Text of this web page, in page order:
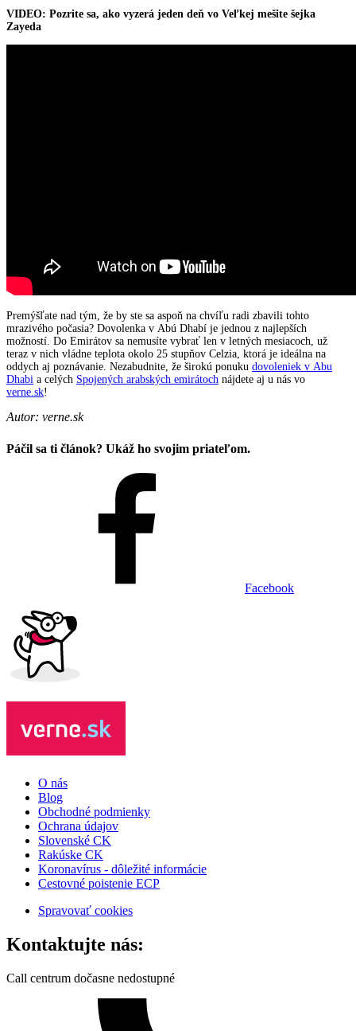
VIDEO: Pozrite sa, ako vyzerá jeden deň vo Veľkej mešite šejka
Zayeda
Premýšľate nad tým, že by ste sa aspoň na chvíľu radi zbavili tohto
mrazivého počasia? Dovolenka v Abú Dhabí je jednou z najlepších
možností. Do Emirátov sa nemusíte vybrať len v letných mesiacoch, už
teraz v nich vládne teplota okolo 25 stupňov Celzia, ktorá je ideálna na
oddych aj poznávanie. Nezabudnite, že širokú ponuku dovoleniek v Abu
Dhabi a celých Spojených arabských emirátoch nájdete aj u nás vo
verne.sk!
Autor: verne.sk
Páčil sa ti článok? Ukáž ho svojim priateľom.
Facebook
O nás
Blog
Obchodné podmienky
Ochrana údajov
Slovenské CK
Rakúske CK
Koronavírus - dôležité informácie
Cestovné poistenie ECP
Spravovať cookies
Kontaktujte nás:
Call centrum dočasne nedostupné